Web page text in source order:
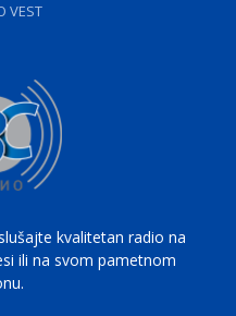
VEST
kvalitetan radio na
ili na svom pametnom